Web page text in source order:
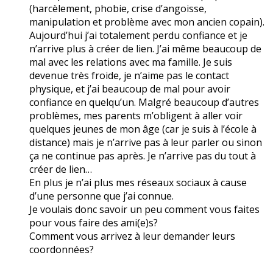
(harcèlement, phobie, crise d’angoisse,
manipulation et problème avec mon ancien copain).
Aujourd’hui j’ai totalement perdu confiance et je
n’arrive plus à créer de lien. J’ai même beaucoup de
mal avec les relations avec ma famille. Je suis
devenue très froide, je n’aime pas le contact
physique, et j’ai beaucoup de mal pour avoir
confiance en quelqu’un. Malgré beaucoup d’autres
problèmes, mes parents m’obligent à aller voir
quelques jeunes de mon âge (car je suis à l’école à
distance) mais je n’arrive pas à leur parler ou sinon
ça ne continue pas après. Je n’arrive pas du tout à
créer de lien…
En plus je n’ai plus mes réseaux sociaux à cause
d’une personne que j’ai connue.
Je voulais donc savoir un peu comment vous faites
pour vous faire des ami(e)s?
Comment vous arrivez à leur demander leurs
coordonnées?